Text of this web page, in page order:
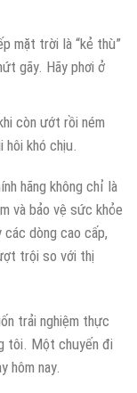
mặt trời là “kẻ thù”
gãy. Hãy phơi ở
còn ướt rồi ném
khó chịu.
hãng không chỉ là
và bảo vệ sức khỏe
các dòng cao cấp,
trội so với thị
trải nghiệm thực
tôi. Một chuyến đi
hôm nay.